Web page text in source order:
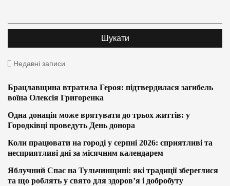
Недавні записи
Брацлавщина втратила Героя: підтвердилася загибель
воїна Олексія Григоренка
Одна донація може врятувати до трьох життів: у
Городківці проведуть День донора
Коли працювати на городі у серпні 2026: сприятливі та
несприятливі дні за місячним календарем
Яблучний Спас на Тульчинщині: які традиції збереглися
та що роблять у свято для здоров’я і добробуту